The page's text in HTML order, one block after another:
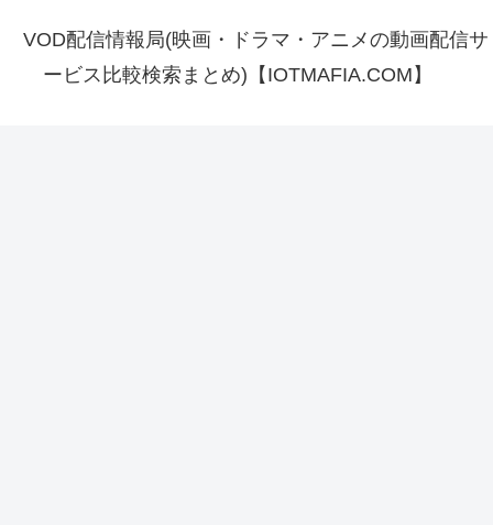
VOD配信情報局(映画・ドラマ・アニメの動画配信サ
ービス比較検索まとめ)【IOTMAFIA.COM】